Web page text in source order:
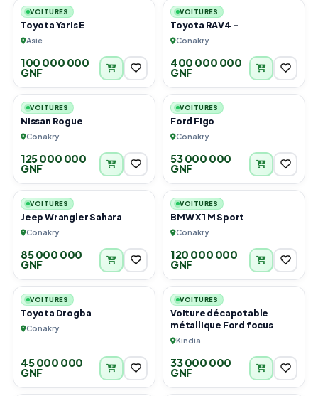
VOITURES
Toyota Yaris E
Asie
100 000 000
GNF
VOITURES
Toyota RAV4 -
Conakry
400 000 000
GNF
6
VOITURES
Nissan Rogue
Conakry
125 000 000
GNF
3
VOITURES
Ford Figo
Conakry
53 000 000
GNF
4
VOITURES
Jeep Wrangler Sahara
Conakry
85 000 000
GNF
3
VOITURES
BMW X1 M Sport
Conakry
120 000 000
GNF
6
VOITURES
Toyota Drogba
Conakry
45 000 000
GNF
4
VOITURES
Voiture décapotable
métallique Ford focus
Kindia
33 000 000
GNF
3 4